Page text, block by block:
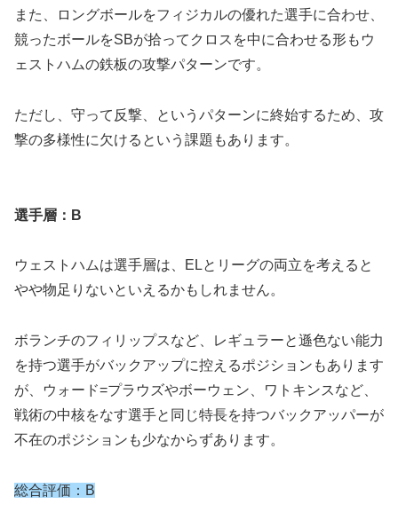
また、ロングボールをフィジカルの優れた選手に合わせ、
競ったボールをSBが拾ってクロスを中に合わせる形もウ
ェストハムの鉄板の攻撃パターンです。
ただし、守って反撃、というパターンに終始するため、攻
撃の多様性に欠けるという課題もあります。
選手層：B
ウェストハムは選手層は、ELとリーグの両立を考えると
やや物足りないといえるかもしれません。
ボランチのフィリップスなど、レギュラーと遜色ない能力
を持つ選手がバックアップに控えるポジションもあります
が、ウォード=プラウズやボーウェン、ワトキンスなど、
戦術の中核をなす選手と同じ特長を持つバックアッパーが
不在のポジションも少なからずあります。
総合評価：B